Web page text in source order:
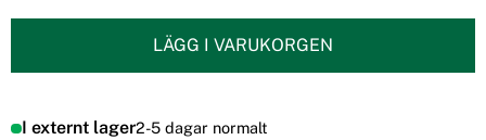
LÄGG I VARUKORGEN
I externt lager2-5 dagar normalt